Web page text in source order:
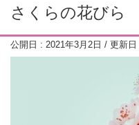
さくらの花びら
公開日 : 2021年3月2日 / 更新日